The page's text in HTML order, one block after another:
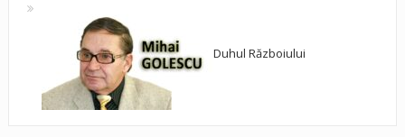
Duhul Războiului